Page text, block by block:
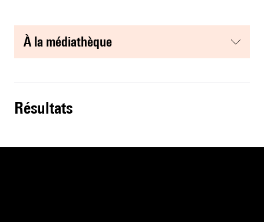
à la médiathèque
résultats